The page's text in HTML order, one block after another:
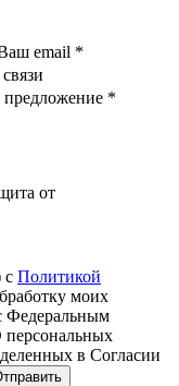
email *
*
от
с Политикой
моих
Федеральным
в Согласии